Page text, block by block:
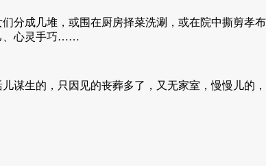
成几堆，或围在厨房择菜洗涮，或在院中撕剪孝
、心灵手巧……
生的，只因见的丧葬多了，又无家室，慢慢儿的